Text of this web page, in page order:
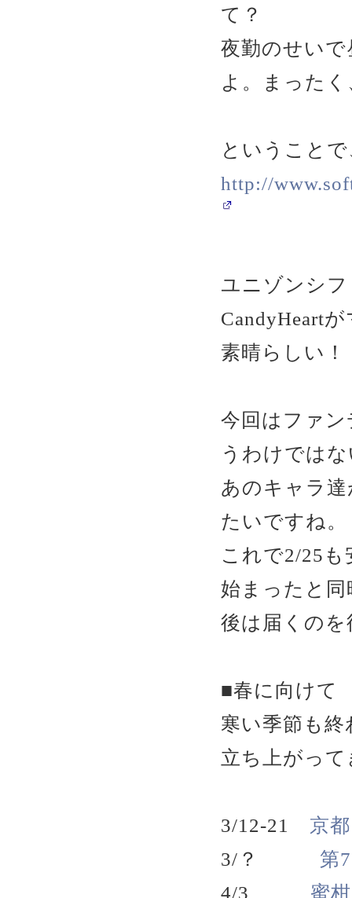
て？
夜勤のせい
よ。まった
ということで
http://
ユニゾンシ
CandyHeart
素晴らしい！
今回はファ
うわけでは
あのキャラ
たいですね。
これで2/25
始まったと同
後は届くの
■春に向けて
寒い季節も
立ち上がっ
3/12-21 京
3/？ 第
4/3 蜜